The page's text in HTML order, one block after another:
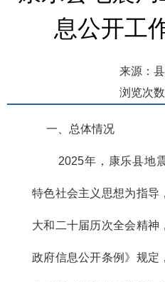
息公开工
来源：
浏览次数
一、总体情况
2025年，康乐县地
特色社会主义思想为指导
大和二十届历次全会精神
政府信息公开条例》规定